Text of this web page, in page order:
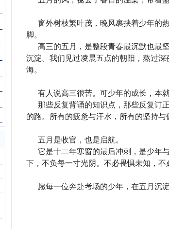
窗外树枝繁叶茂，晚风裹挟着少年的
脚。
高三的五月，是整段青春最沉默也最
沉淀。我们见过凌晨五点的朝阳，熬过
海。
有人说高三很苦。可少年的成长，本
那些反复背诵的知识点，那些反复订
的路。所有的疲惫与汗水，所有的坚持与
五月是收官，也是启航。
它是十二年寒窗的最后冲刺，是少年
下，不负每一寸光阴。不必畏惧未知，
愿每一位奔赴考场的少年，在五月沉